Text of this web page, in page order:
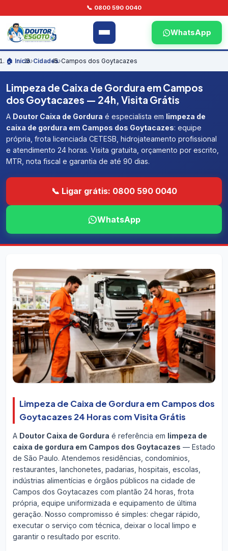
📞 0800 590 0040
WhatsApp
🏠 Início›Cidades›Campos dos Goytacazes
Limpeza de Caixa de Gordura em Campos
dos Goytacazes — 24h, Visita Grátis
A Doutor Caixa de Gordura é especialista em limpeza de
caixa de gordura em Campos dos Goytacazes: equipe
própria, frota licenciada CETESB, hidrojateamento profissional
e atendimento 24 horas. Visita gratuita, orçamento por escrito,
MTR, nota fiscal e garantia de até 90 dias.
📞 Ligar grátis: 0800 590 0040
WhatsApp
Limpeza de Caixa de Gordura em Campos dos
Goytacazes 24 Horas com Visita Grátis
A Doutor Caixa de Gordura é referência em limpeza de
caixa de gordura em Campos dos Goytacazes — Estado
de São Paulo. Atendemos residências, condomínios,
restaurantes, lanchonetes, padarias, hospitais, escolas,
indústrias alimentícias e órgãos públicos na cidade de
Campos dos Goytacazes com plantão 24 horas, frota
própria, equipe uniformizada e equipamento de última
geração. Nosso compromisso é simples: chegar rápido,
executar o serviço com técnica, deixar o local limpo e
garantir o resultado por escrito.